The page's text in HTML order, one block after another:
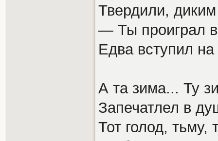
Твердили,
— Ты проиграл
Едва вступил
А та зима... Ту
Запечатлел в
Тот голод,